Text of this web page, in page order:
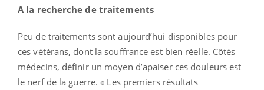
A la recherche de traitements
Peu de traitements sont aujourd’hui disponibles pour
ces vétérans, dont la souffrance est bien réelle. Côtés
médecins, définir un moyen d’apaiser ces douleurs est
le nerf de la guerre. « Les premiers résultats